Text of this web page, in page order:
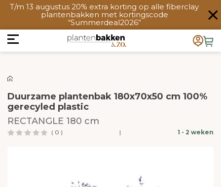
T/m 13 augustus 20% extra korting op alle fiberclay
plantenbakken met kortingscode
“Summerdeal2026”
Duurzame plantenbak 180x70x50 cm 100%
gerecyled plastic
RECTANGLE 180 cm
( 0 ) | 1 - 2 weken